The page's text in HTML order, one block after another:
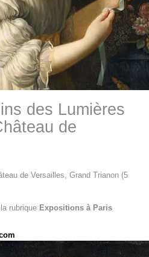
des Lumières
de
de Versailles, Grand Trianon (5
rubrique Expositions à Paris